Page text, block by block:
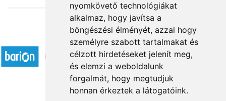
nyomkövető technológiákat
alkalmaz, hogy javítsa a
böngészési élményét, azzal hogy
személyre szabott tartalmakat és
célzott hirdetéseket jelenít meg,
és elemzi a weboldalunk
forgalmát, hogy megtudjuk
honnan érkeztek a látogatóink.
Accepted payment methods